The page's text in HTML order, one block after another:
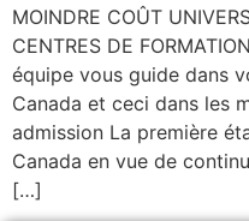
MOINDRE COÛT
CENTRES DE
équipe vous guide dans
Canada et ceci dans les
admission La première
Canada en vue de
[…]